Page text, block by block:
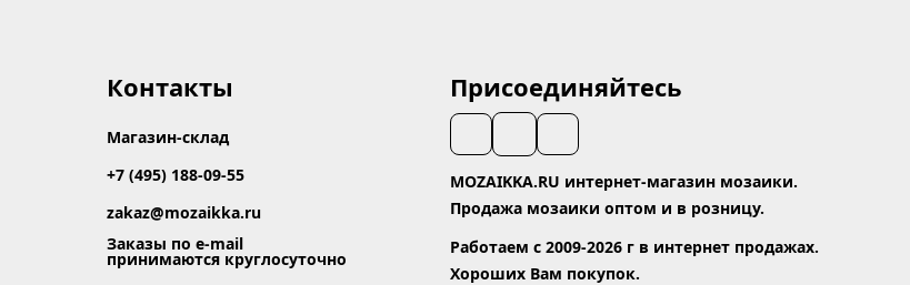
Контакты
Магазин-склад
+7 (495) 188-09-55
zakaz@mozaikka.ru
Заказы по e-mail
принимаются круглосуточно
Присоединяйтесь
MOZAIKKA.RU интернет-магазин мозаики.
Продажа мозаики оптом и в розницу.
Работаем с 2009-2026 г в интернет продажах.
Хороших Вам покупок.